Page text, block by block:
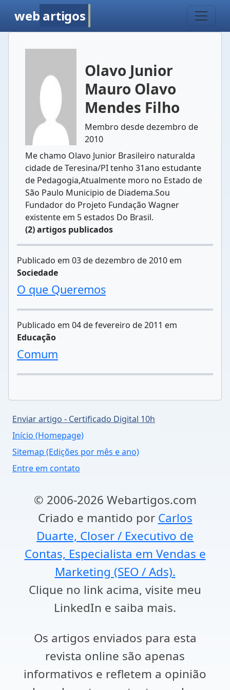
web artigos
Olavo Junior
Mauro Olavo
Mendes Filho
Membro desde dezembro de
2010
Me chamo Olavo Junior Brasileiro naturalda
cidade de Teresina/PI tenho 31ano estudante
de Pedagogia,Atualmente moro no Estado de
São Paulo Municipio de Diadema.Sou
Fundador do Projeto Fundação Wagner
existente em 5 estados Do Brasil.
(2) artigos publicados
Publicado em 03 de dezembro de 2010 em
Sociedade
O que Queremos
Publicado em 04 de fevereiro de 2011 em
Educação
Comum
Enviar artigo - Certificado Digital 10h
Início (Homepage)
Sitemap (Edições por mês e ano)
Entre em contato
© 2006-2026 Webartigos.com
Criado e mantido por Carlos
Duarte, Closer / Executivo de
Contas, Especialista em Vendas e
Marketing (SEO / Ads).
Clique no link acima, visite meu
LinkedIn e saiba mais.
Os artigos enviados para esta
revista online são apenas
informativos e refletem a opinião